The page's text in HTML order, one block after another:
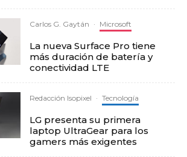
Carlos G. Gaytán · Microsoft
La nueva Surface Pro tiene
más duración de batería y
conectividad LTE
Redacción Isopixel · Tecnología
LG presenta su primera
laptop UltraGear para los
gamers más exigentes